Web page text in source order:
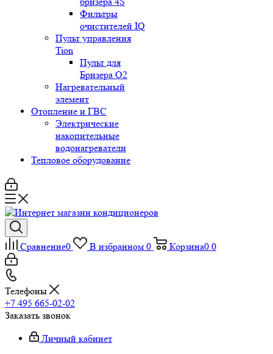
Фильтры
очистителей IQ
Пульт управления
Tion
Пульт для
Бризера O2
Нагревательный
элемент
Отопление и ГВС
Электрические
накопительные
водонагреватели
Тепловое оборудование
Сравнение0 В избранном 0 Корзина0 0
Телефоны
+7 495 665-02-02
Заказать звонок
Личный кабинет